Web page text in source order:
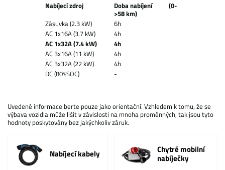
Nabíjecí zdroj
Doba nabíjení (0-
>58 km)
Zásuvka (2.3 kW)
6h
AC 1x16A (3.7 kW)
4h
AC 1x32A (7.4 kW)
4h
AC 3x16A (11 kW)
4h
AC 3x32A (22 kW)
4h
DC (80%SOC)
-
Uvedené informace berte pouze jako orientační. Vzhledem k tomu, že se
výbava vozidla může lišit v závislosti na mnoha proměnných, tak jsou tyto
hodnoty poskytovány bez jakýchkoliv záruk.
Nabíjecí kabely Chytré mobilní
nabíječky